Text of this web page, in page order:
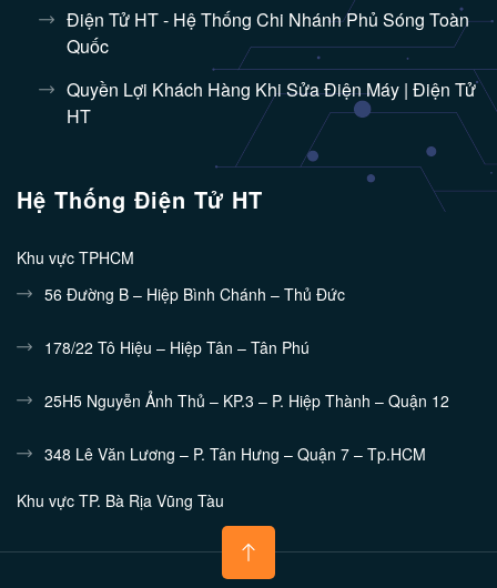
Điện Tử HT - Hệ Thống Chi Nhánh Phủ Sóng Toàn
Quốc
Quyền Lợi Khách Hàng Khi Sửa Điện Máy | Điện Tử
HT
Hệ Thống Điện Tử HT
Khu vực TPHCM
56 Đường B – Hiệp Bình Chánh – Thủ Đức
178/22 Tô Hiệu – Hiệp Tân – Tân Phú
25H5 Nguyễn Ảnh Thủ – KP.3 – P. Hiệp Thành – Quận 12
348 Lê Văn Lương – P. Tân Hưng – Quận 7 – Tp.HCM
Khu vực TP. Bà Rịa Vũng Tàu
132/10 Nguyễn Tri Phương - Phường 7 - TP.Vũng Tàu